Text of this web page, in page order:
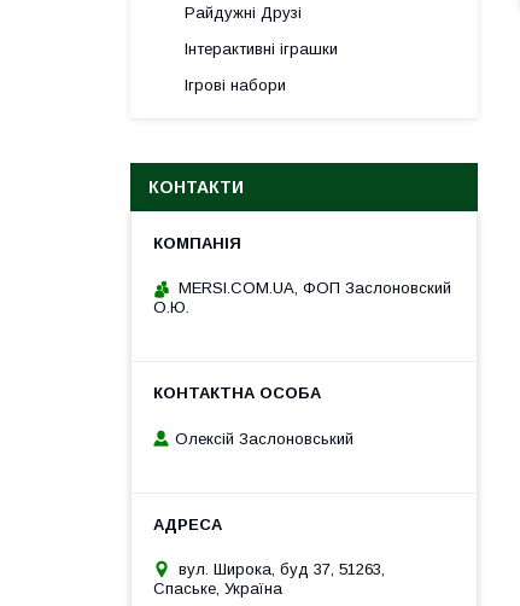
Райдужні Друзі
Інтерактивні іграшки
Ігрові набори
КОНТАКТИ
MERSI.COM.UA, ФОП Заслоновский
О.Ю.
Олексій Заслоновський
вул. Широка, буд 37, 51263,
Спаське, Україна